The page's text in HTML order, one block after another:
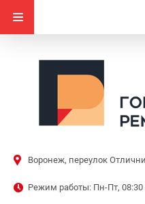
Воронеж, переулок
Режим работы: Пн-Пт,